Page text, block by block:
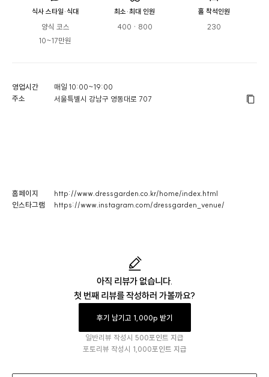
식사 스타일·식대
양식 코스
10~17만원
최소·최대 인원
400 · 800
홀 착석인원
230
영업시간
매일 10:00~19:00
주소
서울특별시 강남구 영동대로 707
홈페이지
http://www.dressgarden.co.kr/home/index.html
인스타그램
https://www.instagram.com/dressgarden_venue/
아직 리뷰가 없습니다.
첫 번째 리뷰를 작성하러 가볼까요?
후기 남기고 1,000p 받기
일반리뷰 작성시 500포인트 지급
포토리뷰 작성시 1,000포인트 지급